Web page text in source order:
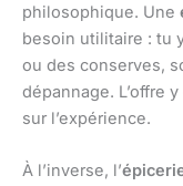
philosophique. Une
besoin utilitaire : tu
ou des conserves,
dépannage. L’offre
sur l’expérience.
À l’inverse, l’